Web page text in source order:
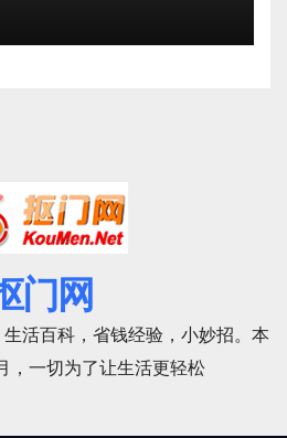
门网
活百科，省钱经验，小妙招。本
，一切为了让生活更轻松